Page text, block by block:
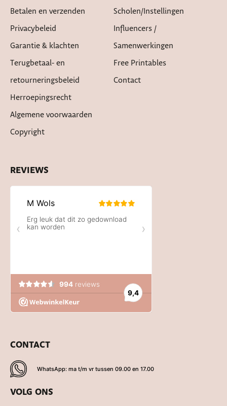
Betalen en verzenden
Privacybeleid
Garantie & klachten
Terugbetaal- en
retourneringsbeleid
Herroepingsrecht
Algemene voorwaarden
Copyright
Scholen/instellingen
Influencers /
Samenwerkingen
Free Printables
Contact
REVIEWS
CONTACT
WhatsApp: ma t/m vr tussen 09.00 en 17.00
VOLG ONS